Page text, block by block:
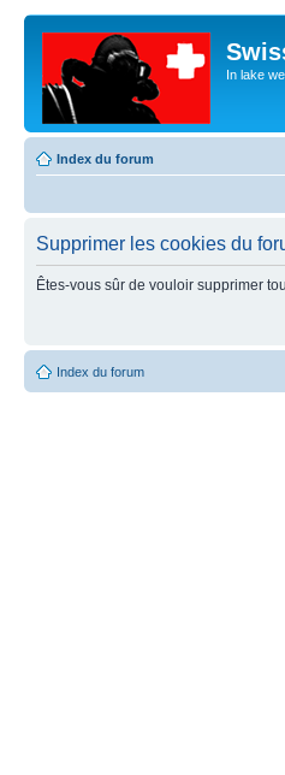
In lake
Index du forum
Supprimer les cookies du
Êtes-vous sûr de vouloir supprimer
Index du forum